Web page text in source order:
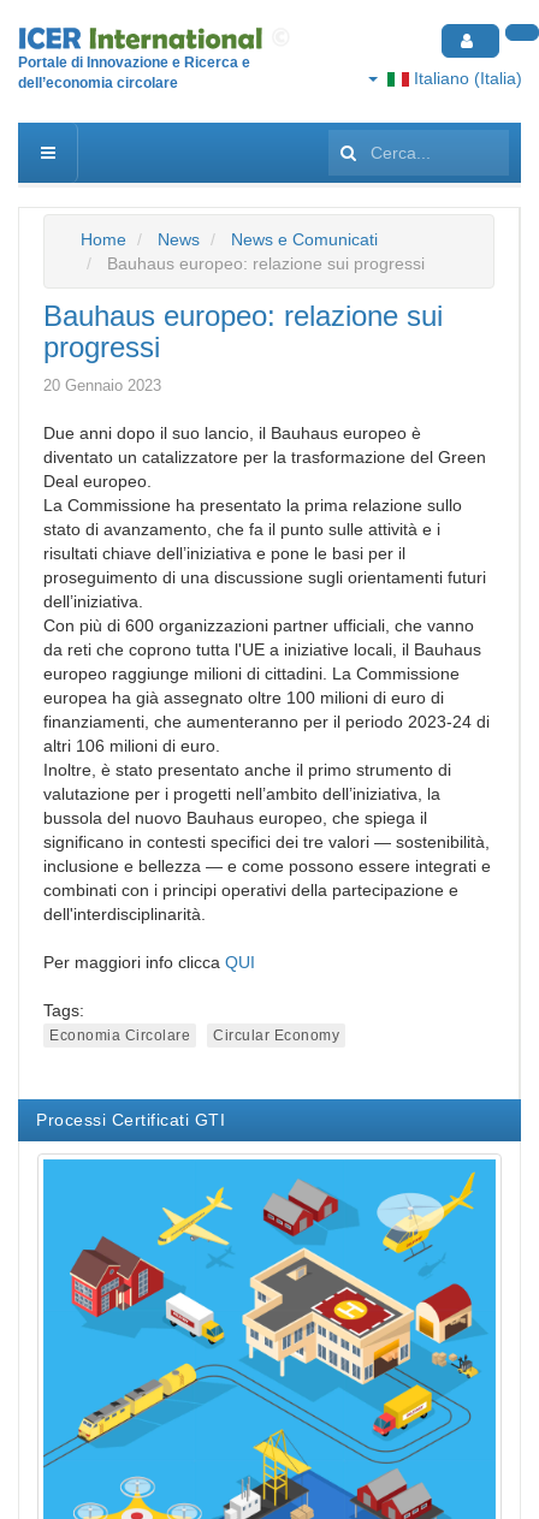
Portale di Innovazione e Ricerca e
dell’economia circolare
Italiano (Italia)
Cerca...
Home News
News e Comunicati
Bauhaus europeo: relazione sui progressi
Bauhaus europeo: relazione sui
progressi
20 Gennaio 2023
Due anni dopo il suo lancio, il Bauhaus europeo è
diventato un catalizzatore per la trasformazione del Green
Deal europeo.
La Commissione ha presentato la prima relazione sullo
stato di avanzamento, che fa il punto sulle attività e i
risultati chiave dell’iniziativa e pone le basi per il
proseguimento di una discussione sugli orientamenti futuri
dell’iniziativa.
Con più di 600 organizzazioni partner ufficiali, che vanno
da reti che coprono tutta l'UE a iniziative locali, il Bauhaus
europeo raggiunge milioni di cittadini. La Commissione
europea ha già assegnato oltre 100 milioni di euro di
finanziamenti, che aumenteranno per il periodo 2023-24 di
altri 106 milioni di euro.
Inoltre, è stato presentato anche il primo strumento di
valutazione per i progetti nell’ambito dell’iniziativa, la
bussola del nuovo Bauhaus europeo, che spiega il
significano in contesti specifici dei tre valori — sostenibilità,
inclusione e bellezza — e come possono essere integrati e
combinati con i principi operativi della partecipazione e
dell'interdisciplinarità.
Per maggiori info clicca QUI
Tags:
Economia Circolare Circular Economy
Processi Certificati GTI